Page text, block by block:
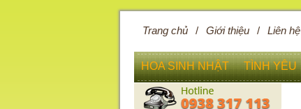
Trang chủ / Giới thiệu / Liên hệ
HOA SINH NHẬT TÌNH YÊU